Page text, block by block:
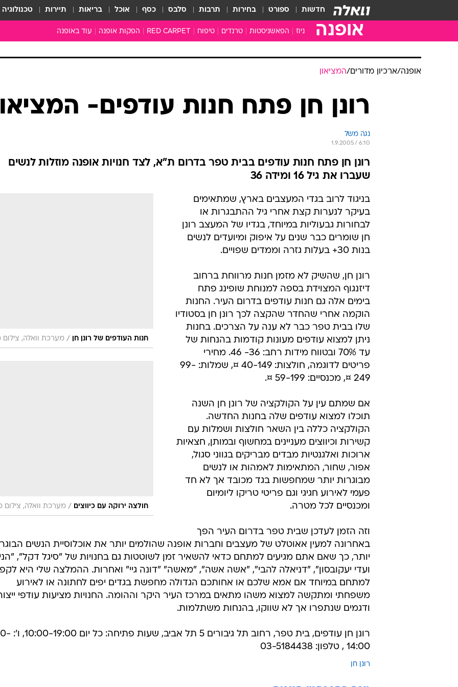
חדשות ספורט בחירות תרבות סלבס כסף אוכל בריאות תיירות טכנולוגיה
אופנה ניוז הפאשניסטות טרנדים טיפוח RED CARPET הפקות אופנה עוד באופנה
ארכיון מדורים עושים סדר
משכורת 13
אופנה/ארכיון מדורים/המציאון
רונן חן פתח חנות עודפים- המציאון
נגה משל
1.9.2005 / 6:10
רונן חן פתח חנות עודפים בבית טפר בדרום ת"א, לצד חנויות אופנה מוזלות לנשים
שעברו את גיל 16 ומידה 36
חנות העודפים של רונן חן / מערכת וואלה,
חולצה ירוקה עם כיווצים / מערכת וואלה, צילום
בניגוד לרוב בגדי המעצבים בארץ, שמתאימים
בעיקר לנערות קצת אחרי גיל ההתבגרות או
לבחורות גבעוליות במיוחד, בגדיו של המעצב רונן
חן שומרים כבר שנים על איפוק ומיועדים לנשים
בנות 30+ בעלות גזרה וממדים שפויים.
רונן חן, שהשיק לא מזמן חנות מרווחת ברחוב
דיזנגוף המצוידת בספה למנוחת שופינג פתח
בימים אלה גם חנות עודפים בדרום העיר. החנות
הוקמה אחרי שהחדר שהקצה לכך רונן חן בסטודיו
שלו בבית טפר כבר לא ענה על הצרכים. בחנות
ניתן למצוא עודפים מעונות קודמות בהנחות של
עד 70% ובטווח מידות רחב: 36- 46. מחירי
פריטים לדוגמה, חולצות: 40-149 ¤, שמלות: 99-
249 ¤, מכנסיים: 59-199 ¤.
אם שמתם עין על הקולקציה של רונן חן השנה
תוכלו למצוא עודפים שלה בחנות החדשה.
הקולקציה כללה בין השאר חולצות ושמלות עם
קשירות וכיווצים מעניינים במחשוף ובמותן, חצאיות
ארוכות ואלגנטיות מבדים מבריקים בגווני סגול,
אפור, שחור, המתאימות לאמהות או לנשים
מבוגרות יותר שמחפשות בגד מכובד אך לא חד
פעמי לאירוע חגיגי וגם פריטי טריקו ליומיום
ומכנסיים לכל מטרה.
וזה הזמן לעדכן שבית טפר בדרום העיר הפך
באחרונה למעין אאוטלט של מעצבים וחברות אופנה שהולמים יותר את אוכלוסיית הנשים
יותר, כך שאם אתם מגיעים למתחם כדאי להשאיר זמן לשוטטות גם בחנויות של "סיגל דקל", "הני
ועדי יעקובסון", "דניאלה להבי", "אשה אשה", "מאשה" "דונה גיי" ואחרות. ההמלצה שלי היא
למתחם במיוחד אם אמא שלכם או אחותכם הגדולה מחפשת בגדים יפים לחתונה או לאירוע
משפחתי ומתקשה למצוא משהו מתאים במרכז העיר היקר וההומה. החנויות מציעות עודפי
ודגמים שנתפרו אך לא שווקו, בהנחות משתלמות.
רונן חן עודפים, בית טפר,
14:00 , טלפון: 03-5184438
רונן חן